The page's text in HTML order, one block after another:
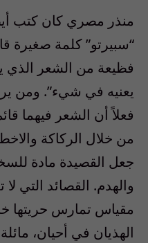
منذر مصري كان كتب
“سبيرتو” كلمة صغيرة
فظيعة من الشعر
يعنيه في شيء”. ومن
فعلاً أن الشعر فيهما
من خلال الركاكة
جعل القصيدة مادة
والهدم. القصائد التي
مقياس تمارس حريتها
الهذيان في أحيان،